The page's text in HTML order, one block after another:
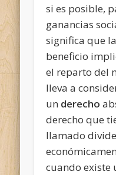
si es posible,
ganancias
significa que
beneficio
el reparto del
llevaa
un derecho
derecho que
llamado
cuando existe